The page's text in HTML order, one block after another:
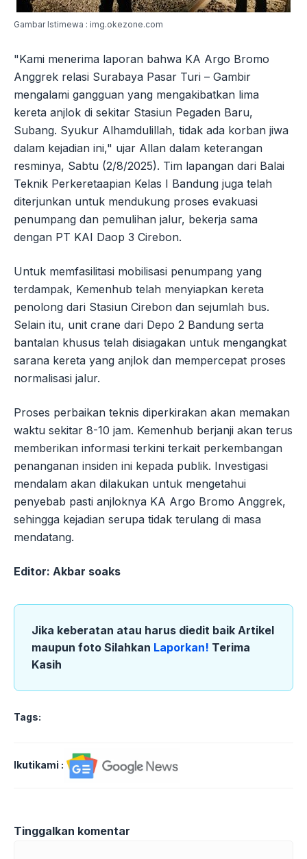
Gambar Istimewa : img.okezone.com
"Kami menerima laporan bahwa KA Argo Bromo
Anggrek relasi Surabaya Pasar Turi – Gambir
mengalami gangguan yang mengakibatkan lima
kereta anjlok di sekitar Stasiun Pegaden Baru,
Subang. Syukur Alhamdulillah, tidak ada korban jiwa
dalam kejadian ini," ujar Allan dalam keterangan
resminya, Sabtu (2/8/2025). Tim lapangan dari Balai
Teknik Perkeretaapian Kelas I Bandung juga telah
diterjunkan untuk mendukung proses evakuasi
penumpang dan pemulihan jalur, bekerja sama
dengan PT KAI Daop 3 Cirebon.
Untuk memfasilitasi mobilisasi penumpang yang
terdampak, Kemenhub telah menyiapkan kereta
penolong dari Stasiun Cirebon dan sejumlah bus.
Selain itu, unit crane dari Depo 2 Bandung serta
bantalan khusus telah disiagakan untuk mengangkat
sarana kereta yang anjlok dan mempercepat proses
normalisasi jalur.
Proses perbaikan teknis diperkirakan akan memakan
waktu sekitar 8-10 jam. Kemenhub berjanji akan terus
memberikan informasi terkini terkait perkembangan
penanganan insiden ini kepada publik. Investigasi
mendalam akan dilakukan untuk mengetahui
penyebab pasti anjloknya KA Argo Bromo Anggrek,
sehingga kejadian serupa tidak terulang di masa
mendatang.
Editor: Akbar soaks
Jika keberatan atau harus diedit baik Artikel
maupun foto Silahkan Laporkan! Terima
Kasih
Tags:
Ikutikami :
Tinggalkan komentar